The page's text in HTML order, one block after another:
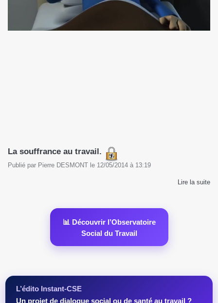
La souffrance au travail.
Publié par Pierre DESMONT le 12/05/2014 à 13:19
Lire la suite
📊 Découvrir l’Observatoire
Social du Travail
L’édito Instant-CSE
Un projet de dialogue social ou de santé au travail ?